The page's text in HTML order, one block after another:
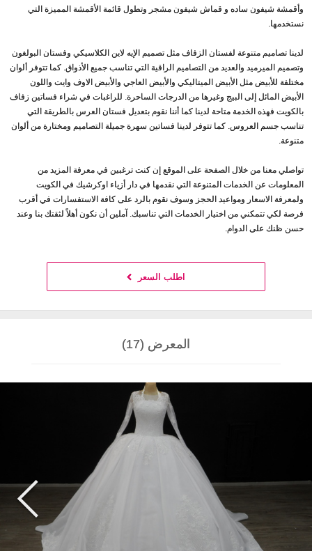
وأقمشة شيفون ساده و قماش شيفون مشجر وتطول قائمة الأقمشة المميزة التي
نستخدمها.
لدينا تصاميم متنوعة لفستان الزفاف مثل تصميم الإيه لاين الكلاسيكي وفستان البولغون
وتصميم الميرميد والعديد من التصاميم الراقية التي تناسب جميع الأذواق. كما تتوفر ألوان
مختلفة للأبيض مثل الأبيض الميتاليكي والأبيض العاجي والأبيض الاوف وايت واللون
الأبيض المائل إلى البيج وغيرها من الدرجات الساحرة. للراغبات في شراء فساتين زفاف
بالكويت فهذه الخدمة متاحة لدينا كما أننا نقوم بتعديل فستان العرس بالطريقة التي
تناسب جسم العروس. كما تتوفر لدينا فساتين سهرة جميلة التصاميم ومختارة من ألوان
متنوعة.
تواصلي معنا من خلال الصفحة على الموقع إن كنت ترغبين في معرفة المزيد من
المعلومات عن الخدمات المتنوعة التي نقدمها في دار أزياء اوكرشيك في الكويت
ولمعرفة الاسعار ومواعيد الحجز وسوف نقوم بالرد على كافة الاستفسارات في أقرب
فرصة لكي تتمكني من اختيار الخدمات التي تناسبك. آملين أن نكون أهلاً لثقتك بنا وعند
حسن ظنك على الدوام.
اطلب السعر
المعرض (17)